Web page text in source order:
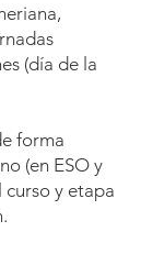
(día de la
forma
(en ESO y
y etapa